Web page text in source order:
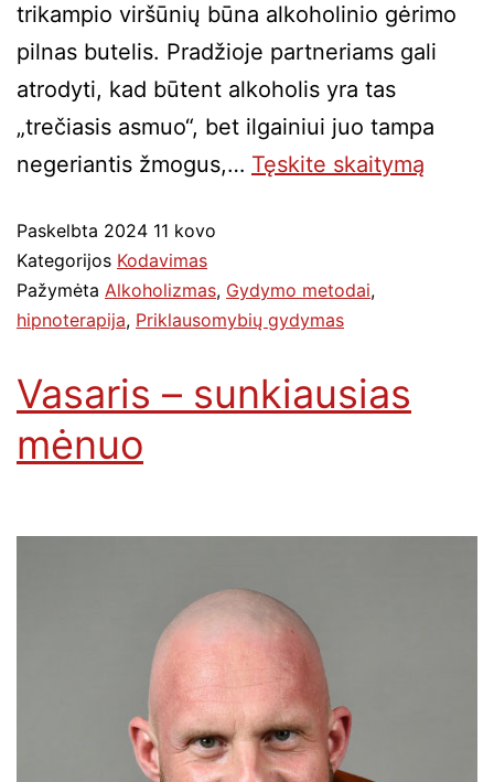
trikampio viršūnių būna alkoholinio gėrimo
pilnas butelis. Pradžioje partneriams gali
atrodyti, kad būtent alkoholis yra tas
„trečiasis asmuo“, bet ilgainiui juo tampa
negeriantis žmogus,… Tęskite skaitymą
Paskelbta 2024 11 kovo
Kategorijos Kodavimas
Pažymėta Alkoholizmas, Gydymo metodai,
hipnoterapija, Priklausomybių gydymas
Vasaris – sunkiausias
mėnuo